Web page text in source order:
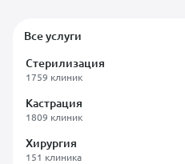
Все услуги
Стерилизация
1759 клиник
Кастрация
1809 клиник
Хирургия
151 клиника